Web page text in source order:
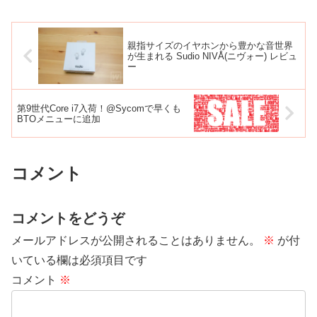
親指サイズのイヤホンから豊かな音世界
が生まれる Sudio NIVÅ(ニヴォー) レビュ
ー
第9世代Core i7入荷！@Sycomで早くも
BTOメニューに追加
コメント
コメントをどうぞ
メールアドレスが公開されることはありません。 ※ が付
いている欄は必須項目です
コメント ※